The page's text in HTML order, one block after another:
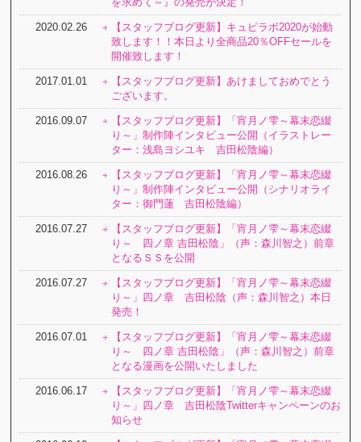
2020.02.26
【スタッフブログ更新】キュピラボ2020が始動
致します！！本日より全商品20％OFFセールを
開催致します！
2017.01.01
【スタッフブログ更新】あけましておめでとう
ございます。
2016.09.07
【スタッフブログ更新】「宵月ノ雫～幕末恋綴
り～」制作陣インタビュー公開（イラストレー
ター：浅島ヨシユキ 吉田松陰編）
2016.08.26
【スタッフブログ更新】「宵月ノ雫～幕末恋綴
り～」制作陣インタビュー公開（シナリオライ
ター：御門蓮 吉田松陰編）
2016.07.27
【スタッフブログ更新】「宵月ノ雫～幕末恋綴
り～ 四ノ章 吉田松陰」（声：森川智之）前章
となるＳＳを公開
2016.07.27
【スタッフブログ更新】「宵月ノ雫～幕末恋綴
り～」四ノ章 吉田松陰（声：森川智之）本日
発売！
2016.07.01
【スタッフブログ更新】「宵月ノ雫～幕末恋綴
り～ 四ノ章 吉田松陰」（声：森川智之）前章
となる漫画を公開いたしました
2016.06.17
【スタッフブログ更新】「宵月ノ雫～幕末恋綴
り～」四ノ章 吉田松陰Twitterキャンペーンのお
知らせ